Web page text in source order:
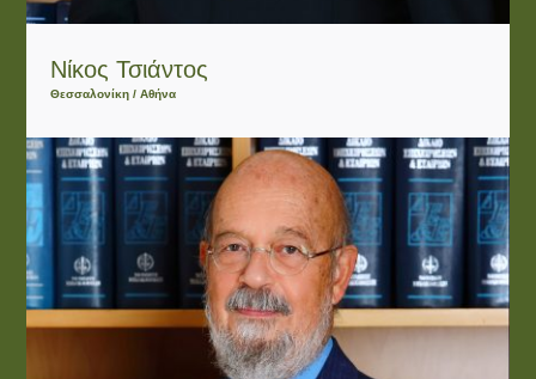
Νίκος Τσιάντος
Θεσσαλονίκη / Αθήνα